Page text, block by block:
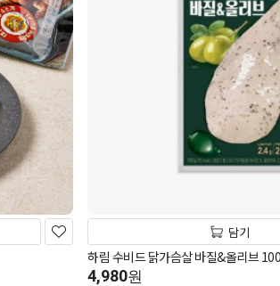
담기
하림 수비드 닭가슴살 바질&올리브
4,980원